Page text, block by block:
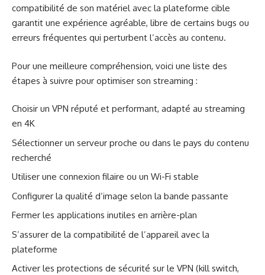
compatibilité de son matériel avec la plateforme cible
garantit une expérience agréable, libre de certains bugs ou
erreurs fréquentes qui perturbent l’accès au contenu.
Pour une meilleure compréhension, voici une liste des
étapes à suivre pour optimiser son streaming :
Choisir un VPN réputé et performant, adapté au streaming
en 4K
Sélectionner un serveur proche ou dans le pays du contenu
recherché
Utiliser une connexion filaire ou un Wi-Fi stable
Configurer la qualité d’image selon la bande passante
Fermer les applications inutiles en arrière-plan
S’assurer de la compatibilité de l’appareil avec la
plateforme
Activer les protections de sécurité sur le VPN (kill switch,